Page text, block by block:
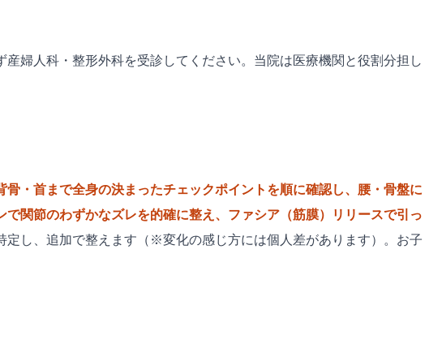
婦人科・整形外科を受診してください。当院は医療機関と役割分担し
骨・首まで全身の決まったチェックポイントを順に確認し、腰・骨盤に
関節のわずかなズレを的確に整え、ファシア（筋膜）リリースで引っ
し、追加で整えます（※変化の感じ方には個人差があります）。お子